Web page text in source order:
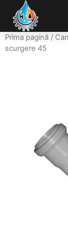
Prima pagină /
scurgere 45